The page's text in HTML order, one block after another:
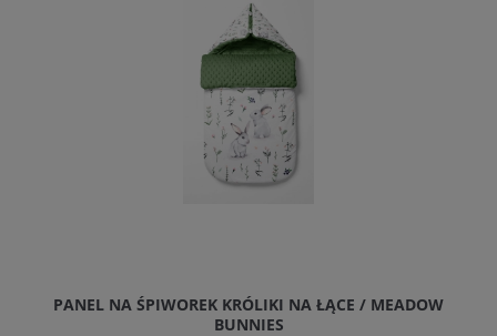
PANEL NA ŚPIWOREK KRÓLIKI NA ŁĄCE / MEADOW
BUNNIES